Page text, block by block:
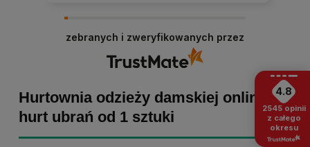
skrzydeł, dlatego tym bardziej cieszymy się, że
zakup przebiegł pomyślnie. Obiecujemy
utrzymać dobrą passę - zapraszamy ponownie! :)
zebranych i zweryfikowanych przez
Hurtownia odzieży damskiej online -
hurt ubrań od 1 sztuki
4.8
2545 opinii
z całego
okresu